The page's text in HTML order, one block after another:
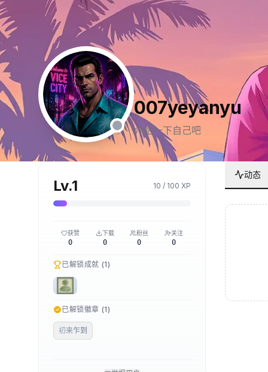
007yeyanyu
介绍一下自己吧
Lv.1 10 / 100 XP
获赞
0
下载
0
粉丝
0
关注
0
已解锁成就 (1)
已解锁徽章 (1)
初来乍到
动态